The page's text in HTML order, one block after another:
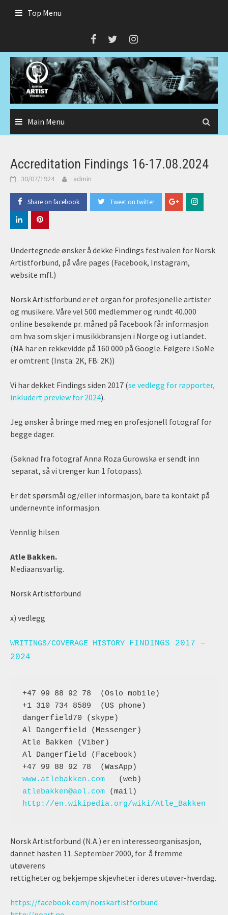
Top Menu
Main Menu
Accreditation Findings 16-17.08.2024
30/07/1924 admin
Share on facebook Tweet on twitter
Undertegnede ønsker å dekke Findings festivalen for Norsk
Artistforbund, på våre pages (Facebook, Instagram,
website mfl.)
Norsk Artistforbund er et organ for profesjonelle artister
og musikere. Våre vel 500 medlemmer og rundt 40.000
online besøkende pr. måned på Facebook får informasjon
om hva som skjer i musikkbransjen i Norge og i utlandet.
(NA har en rekkevidde på 160 000 på Google. Følgere i SoMe
er omtrent (Insta: 2K, FB: 2K))
Vi har dekket Findings siden 2017 (se vedlegg for rapporter,
inkludert preview for 2024).
Jeg ønsker å bringe med meg en profesjonell fotograf for
begge dager.
(Søknad fra fotograf Anna Roza Gurowska er sendt inn
separat, så vi trenger kun 1 fotopass).
Er det spørsmål og/eller informasjon, bare ta kontakt på
undernevnte informasjon.
Vennlig hilsen
Atle Bakken.
Mediaansvarlig.
Norsk Artistforbund
x) vedlegg
WRITINGS/COVERAGE HISTORY FINDINGS 2017 –
2024
+47 99 88 92 78  (Oslo mobile)
+1 310 734 8589  (US phone)
dangerfield70 (skype)
Al Dangerfield (Messenger)
Atle Bakken (Viber)
Al Dangerfield (Facebook)
www.atlebakken.com
atlebakken@aol.com
http://en.wikipedia.org/wiki/Atle_Bakken
Norsk Artistforbund (N.A.) er en interesseorganisasjon,
dannet høsten 11. September 2000, for å fremme
utøverens
rettigheter og bekjempe skjevheter i deres utøver-hverdag.
https://facebook.com/norskartistforbund